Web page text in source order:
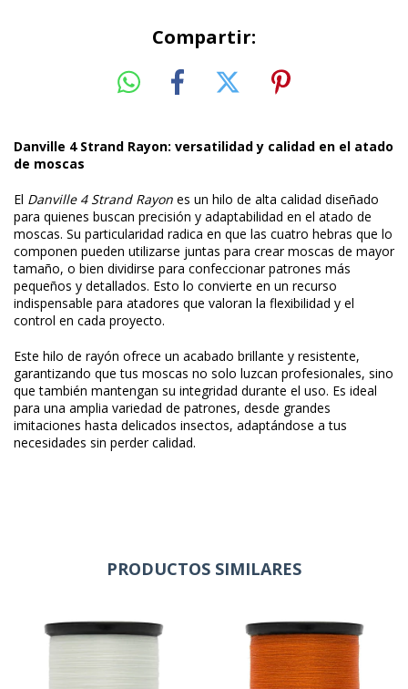
Compartir:
Danville 4 Strand Rayon: versatilidad y calidad en el atado
de moscas
El Danville 4 Strand Rayon es un hilo de alta calidad diseñado
para quienes buscan precisión y adaptabilidad en el atado de
moscas. Su particularidad radica en que las cuatro hebras que lo
componen pueden utilizarse juntas para crear moscas de mayor
tamaño, o bien dividirse para confeccionar patrones más
pequeños y detallados. Esto lo convierte en un recurso
indispensable para atadores que valoran la flexibilidad y el
control en cada proyecto.
Este hilo de rayón ofrece un acabado brillante y resistente,
garantizando que tus moscas no solo luzcan profesionales, sino
que también mantengan su integridad durante el uso. Es ideal
para una amplia variedad de patrones, desde grandes
imitaciones hasta delicados insectos, adaptándose a tus
necesidades sin perder calidad.
PRODUCTOS SIMILARES